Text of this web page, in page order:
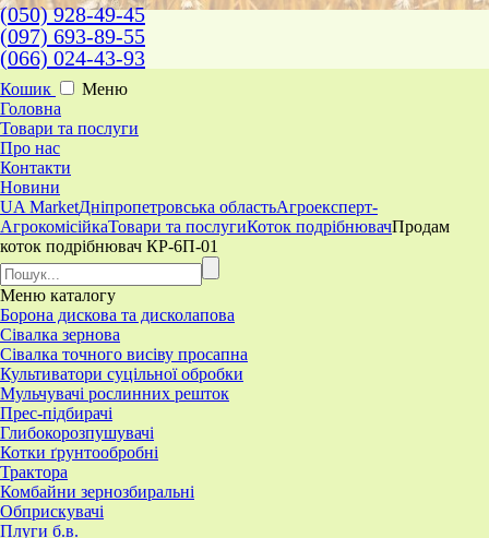
(050) 928-49-45
(097) 693-89-55
(066) 024-43-93
Кошик
Меню
Головна
Товари та послуги
Про нас
Контакти
Новини
UA MarketДніпропетровська областьАгроексперт-
АгрокомісійкаТовари та послугиКоток подрібнювачПродам
коток подрібнювач КР-6П-01
Меню каталогу
Борона дискова та дисколапова
Сівалка зернова
Сівалка точного висіву просапна
Культиватори суцільної обробки
Мульчувачі рослинних решток
Прес-підбирачі
Глибокорозпушувачі
Котки ґрунтообробні
Трактора
Комбайни зернозбиральні
Обприскувачі
Плуги б.в.